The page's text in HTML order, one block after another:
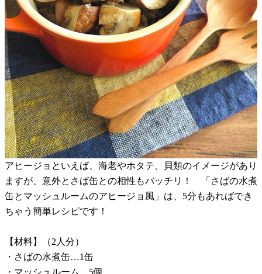
アヒージョといえば、海老やホタテ、貝類のイメージがあり
ますが、意外とさば缶との相性もバッチリ！ 「さばの水煮
缶とマッシュルームのアヒージョ風」は、5分もあればでき
ちゃう簡単レシピです！
【材料】（2人分）
・さばの水煮缶…1缶